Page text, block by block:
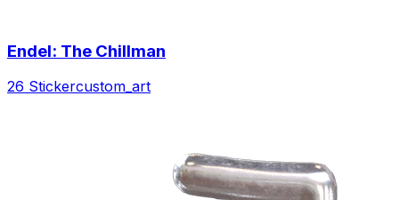
Endel: The Chillman
26 Stickercustom_art